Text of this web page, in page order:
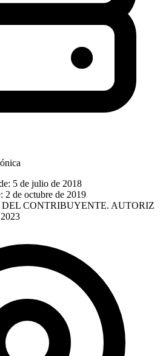
5 de julio de 2018
2 de octubre de 2019
DEL CONTRIBUYENTE. AUTORIZ